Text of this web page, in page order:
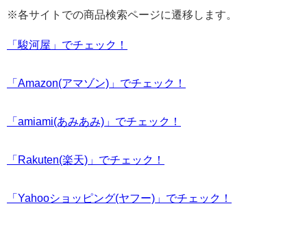
※各サイトでの商品検索ページに遷移します。
「駿河屋」でチェック！
「Amazon(アマゾン)」でチェック！
「amiami(あみあみ)」でチェック！
「Rakuten(楽天)」でチェック！
「Yahooショッピング(ヤフー)」でチェック！